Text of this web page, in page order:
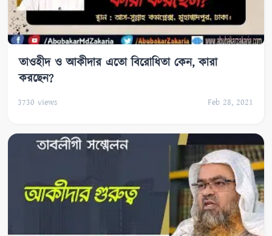
তাওহীদ ও আকীদার এতো বিরোধিতা কেন, কারা
করছেন?
3730 views Feb 28, 2021